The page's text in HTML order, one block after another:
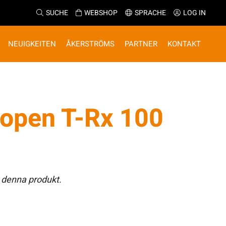
SUCHE WEBSHOP SPRACHE LOG IN
NEUIGKEITEN ÅKERSTRÖMS PARTNER KONTAKT
T-Rx 100
produkt.